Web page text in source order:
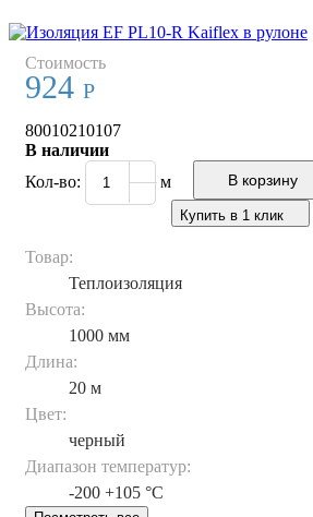
Стоимость
924 Р
80010210107
В наличии
Кол-во:
м
Купить в 1 клик
Товар:
Теплоизоляция
Высота:
1000 мм
Длина:
20 м
Цвет:
черный
Диапазон температур:
-200 +105 °C